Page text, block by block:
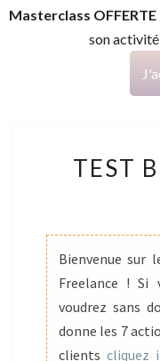
Masterclass OFFERTE
son activité
TEST
Bienvenue sur
Freelance ! Si
voudrez sans
donne les 7
clients cliquez